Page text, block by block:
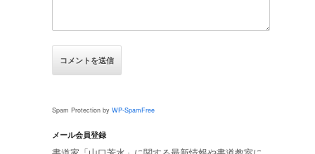
Spam Protection by WP-SpamFree
メール会員登録